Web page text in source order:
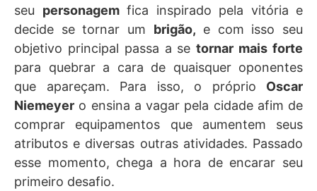
seu personagemfica inspirado pela vitória e
decide se tornar um brigão, e com isso seu
objetivo principal passa a setornar mais forte
para quebrar a cara de quaisquer oponentes
que apareçam. Para isso, o próprio Oscar
Niemeyer o ensina a vagar pela cidade afim de
comprar equipamentos que aumentem seus
atributos e diversas outras atividades. Passado
esse momento, chega a hora de encarar seu
primeiro desafio.